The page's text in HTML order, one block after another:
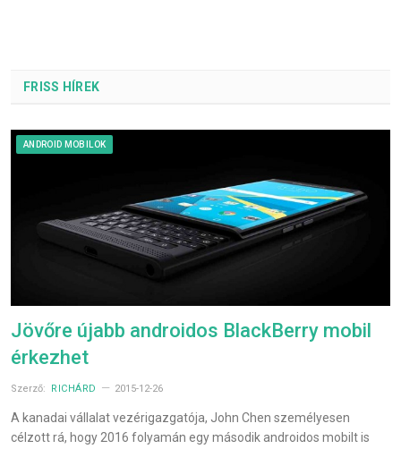
FRISS HÍREK
ANDROID MOBILOK
Jövőre újabb androidos BlackBerry mobil
érkezhet
Szerző: RICHÁRD 2015-12-26
A kanadai vállalat vezérigazgatója, John Chen személyesen
célzott rá, hogy 2016 folyamán egy második androidos mobilt is